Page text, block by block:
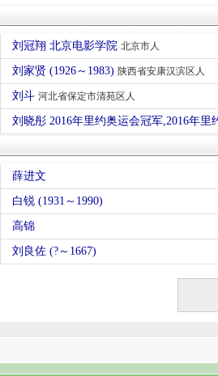
刘冠翔 北京电影学院 北京市人
刘家贤 (1926～1983) 陕西省安康汉滨区人
刘斗 河北省保定市清苑区人
薛进文
白锐 (1931～1990)
高锦
刘良佐 (?～1667)